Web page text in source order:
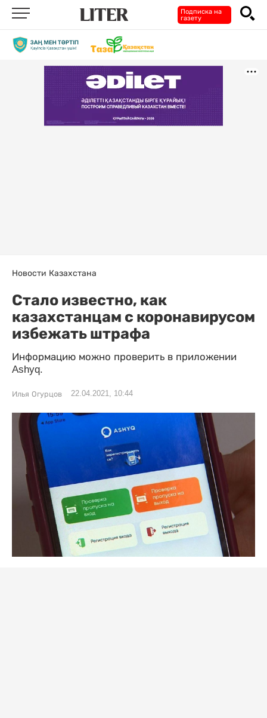
Подписка на
газету
Новости Казахстана
Стало известно, как
казахстанцам с коронавирусом
избежать штрафа
Информацию можно проверить в приложении
Ashyq.
Илья Огурцов 22.04.2021, 10:44